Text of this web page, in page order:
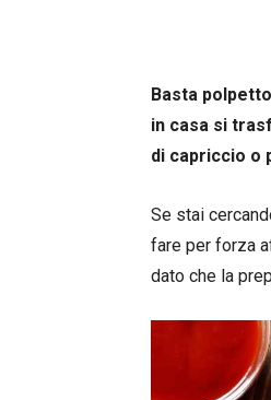
Basta
in casa si
di capriccio o
Se stai
fare per forza
dato che la